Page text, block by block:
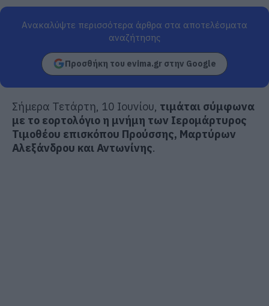
Ανακαλύψτε περισσότερα άρθρα στα αποτελέσματα
αναζήτησης
Προσθήκη του evima.gr στην Google
Σήμερα Τετάρτη, 10 Ιουνίου, τιμάται σύμφωνα
με το εορτολόγιο η μνήμη των Ιερομάρτυρος
Τιμοθέου επισκόπου Προύσσης, Μαρτύρων
Αλεξάνδρου και Αντωνίνης.